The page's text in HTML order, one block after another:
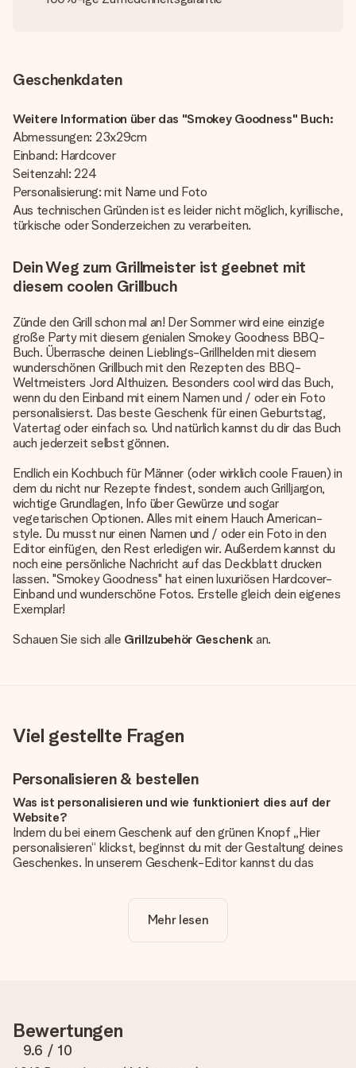
Geschenkdaten
Weitere Information über das "Smokey Goodness" Buch:
Abmessungen: 23x29cm
Einband: Hardcover
Seitenzahl: 224
Personalisierung: mit Name und Foto
Aus technischen Gründen ist es leider nicht möglich, kyrillische,
türkische oder Sonderzeichen zu verarbeiten.
Dein Weg zum Grillmeister ist geebnet mit
diesem coolen Grillbuch
Zünde den Grill schon mal an! Der Sommer wird eine einzige
große Party mit diesem genialen Smokey Goodness BBQ-
Buch. Überrasche deinen Lieblings-Grillhelden mit diesem
wunderschönen Grillbuch mit den Rezepten des BBQ-
Weltmeisters Jord Althuizen. Besonders cool wird das Buch,
wenn du den Einband mit einem Namen und / oder ein Foto
personalisierst. Das beste Geschenk für einen Geburtstag,
Vatertag oder einfach so. Und natürlich kannst du dir das Buch
auch jederzeit selbst gönnen.
Endlich ein Kochbuch für Männer (oder wirklich coole Frauen) in
dem du nicht nur Rezepte findest, sondern auch Grilljargon,
wichtige Grundlagen, Info über Gewürze und sogar
vegetarischen Optionen. Alles mit einem Hauch American-
style. Du musst nur einen Namen und / oder ein Foto in den
Editor einfügen, den Rest erledigen wir. Außerdem kannst du
noch eine persönliche Nachricht auf das Deckblatt drucken
lassen. "Smokey Goodness" hat einen luxuriösen Hardcover-
Einband und wunderschöne Fotos. Erstelle gleich dein eigenes
Exemplar!
Schauen Sie sich alle Grillzubehör Geschenk an.
Viel gestellte Fragen
Personalisieren & bestellen
Was ist personalisieren und wie funktioniert dies auf der
Website?
Indem du bei einem Geschenk auf den grünen Knopf „Hier
personalisieren“ klickst, beginnst du mit der Gestaltung deines
Geschenkes. In unserem Geschenk-Editor kannst du das
noch eines unserer angebotenen Designs, um deinem
Geschenk die perfekte Ausstrahlung zu verleihen.
Wir möchten sicherstellen, dass du mit deinem Geschenk
rundum zufrieden bist. Deshalb ist es wichtig, qualitativ
hochwertige Fotos zu verwenden. Wenn du dir nicht sicher
Mehr lesen
Bewertungen
9.6 / 10